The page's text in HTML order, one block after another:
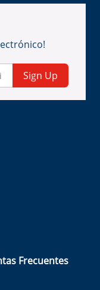
Sign Up
Frecuentes